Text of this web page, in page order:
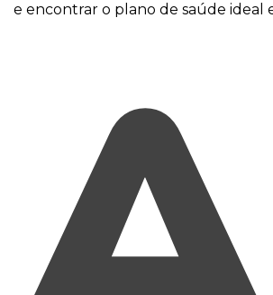
e encontrar o plano de saúde ideal